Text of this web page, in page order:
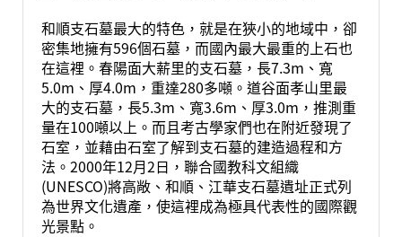
和順支石墓最大的特色，就是在狹小的地域中，卻
密集地擁有596個石墓，而國內最大最重的上石也
在這裡。春陽面大薪里的支石墓，長7.3m、寬
5.0m、厚4.0m，重達280多噸。道谷面孝山里最
大的支石墓，長5.3m、寬3.6m、厚3.0m，推測重
量在100噸以上。而且考古學家們也在附近發現了
石室，並藉由石室了解到支石墓的建造過程和方
法。2000年12月2日，聯合國教科文組織
(UNESCO)將高敞、和順、江華支石墓遺址正式列
為世界文化遺產，使這裡成為極具代表性的國際觀
光景點。